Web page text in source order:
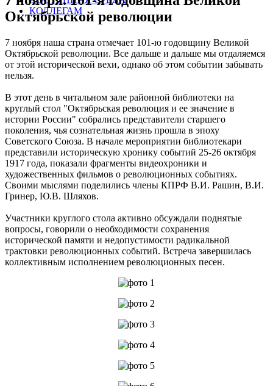
КОЛЛЕГАМ
Октябрьской революции
7 ноября наша страна отмечает 101-ю годовщину Великой
Октябрьской революции. Все дальше и дальше мы отдаляемся
от этой исторической вехи, однако об этом событии забывать
нельзя.
В этот день в читальном зале районной библиотеки на
круглый стол "Октябрьская революция и ее значение в
истории России" собрались представители старшего
поколения, чья сознательная жизнь прошла в эпоху
Советского Союза. В начале мероприятии библиотекари
представили историческую хронику событий 25-26 октября
1917 года, показали фрагменты видеохроники и
художественных фильмов о революционных событиях.
Своими мыслями поделились члены КПРФ В.И. Рашин, В.И.
Гринер, Ю.В. Шляхов.
Участники круглого стола активно обсуждали поднятые
вопросы, говорили о необходимости сохранения
исторической памяти и недопустимости радикальной
трактовки революционных событий. Встреча завершилась
коллективным исполнением революционных песен.